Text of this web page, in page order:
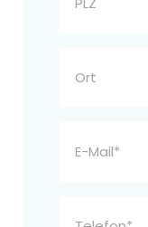
Mail